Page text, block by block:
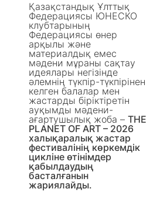
Қазақстандық Ұлттық
Федерациясы ЮНЕСКО
клубтарының
Федерациясы өнер
арқылы және
материалдық емес
мәдени мұраны сақтау
идеялары негізінде
әлемнің түкпір-түкпірінен
келген балалар мен
жастарды біріктіретін
ауқымды мәдени-
ағартушылық жоба – THE
PLANET OF ART – 2026
халықаралық жастар
фестивалінің көркемдік
цикліне өтінімдер
қабылдаудың
басталғанын
жариялайды.